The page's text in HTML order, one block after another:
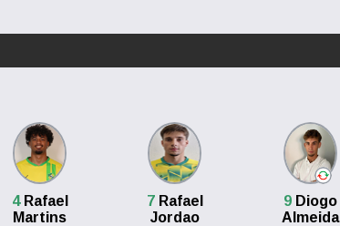
4Rafael
Martins
7Rafael
Jordao
9Diogo
Almeida